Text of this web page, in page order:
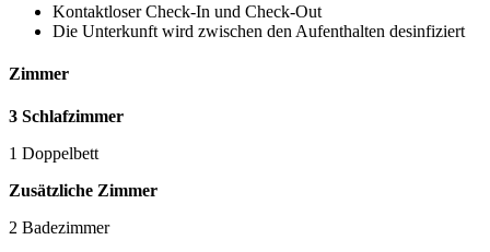
Kontaktloser Check-In und Check-Out
Die Unterkunft wird zwischen den Aufenthalten desinfiziert
Zimmer
3 Schlafzimmer
1 Doppelbett
Zusätzliche Zimmer
2 Badezimmer